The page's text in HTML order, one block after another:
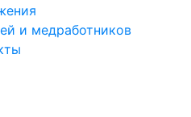
и медработников